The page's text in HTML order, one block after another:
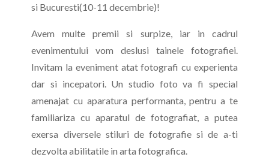
si Bucuresti(10-11 decembrie)!
Avem multe premii si surpize, iar in cadrul
evenimentului vom deslusi tainele fotografiei.
Invitam la eveniment atat fotografi cu experienta
dar si incepatori. Un studio foto va fi special
amenajat cu aparatura performanta, pentru a te
familiariza cu aparatul de fotografiat, a putea
exersa diversele stiluri de fotografie si de a-ti
dezvolta abilitatile in arta fotografica.